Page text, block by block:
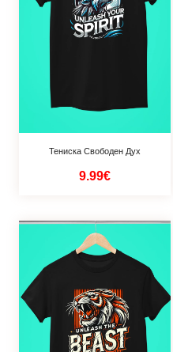
Тениска Свободен Дух
9.99€